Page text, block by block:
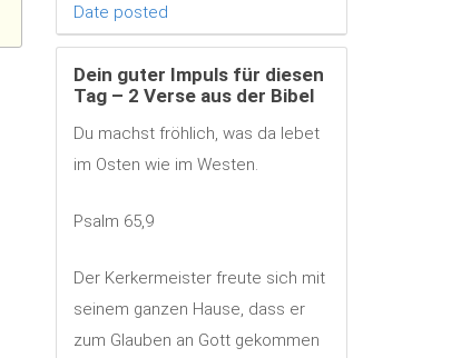
Date posted
Dein guter Impuls für diesen
Tag – 2 Verse aus der Bibel
Du machst fröhlich, was da lebet
im Osten wie im Westen.
Psalm 65,9
Der Kerkermeister freute sich mit
seinem ganzen Hause, dass er
zum Glauben an Gott gekommen